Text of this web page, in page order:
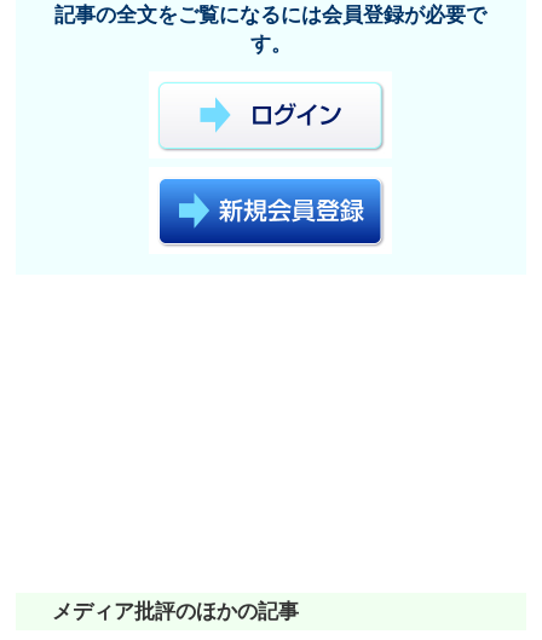
記事の全文をご覧になるには会員登録が必要で
す。
メディア批評のほかの記事